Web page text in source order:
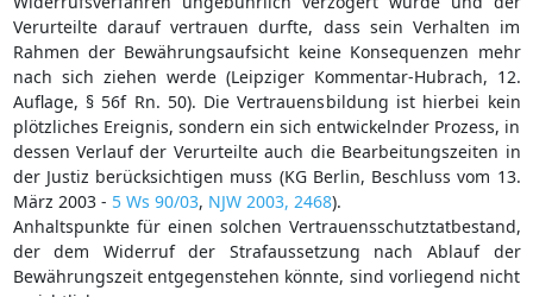
Verurteilte darauf vertrauen durfte, dass sein Verhalten im
Rahmen der Bewährungsaufsicht keine Konsequenzen mehr
nach sich ziehen werde (Leipziger Kommentar-Hubrach, 12.
Auflage, § 56f Rn. 50). Die Vertrauensbildung ist hierbei kein
plötzliches Ereignis, sondern ein sich entwickelnder Prozess, in
dessen Verlauf der Verurteilte auch die Bearbeitungszeiten in
der Justiz berücksichtigen muss (KG Berlin, Beschluss vom 13.
März 2003 - 5 Ws 90/03, NJW 2003, 2468).
Anhaltspunkte für einen solchen Vertrauensschutztatbestand,
der dem Widerruf der Strafaussetzung nach Ablauf der
Bewährungszeit entgegenstehen könnte, sind vorliegend nicht